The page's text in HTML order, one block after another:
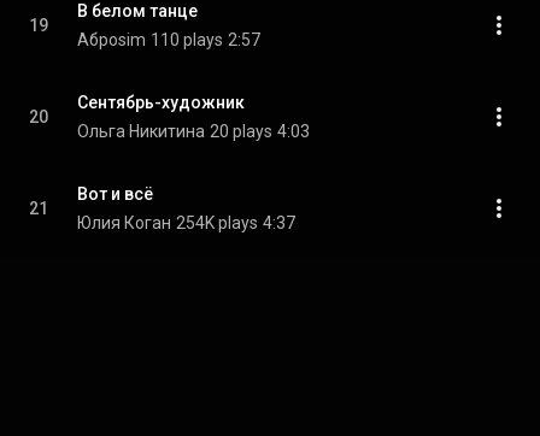
19
В белом танце
Аброsim 110 plays 2:57
20
Сентябрь-художник
Ольга Никитина 20 plays 4:03
21
Вот и всё
Юлия Коган 254K plays 4:37